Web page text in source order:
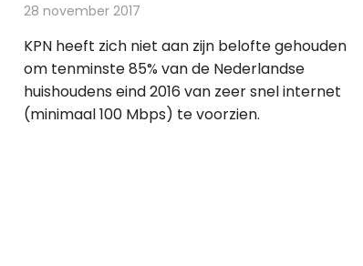
28 november 2017
KPN heeft zich niet aan zijn belofte gehouden
om tenminste 85% van de Nederlandse
huishoudens eind 2016 van zeer snel internet
(minimaal 100 Mbps) te voorzien.